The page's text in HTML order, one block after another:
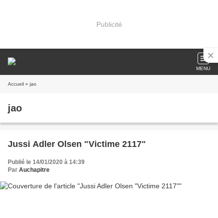
Publicité
MENU
Accueil » jao
jao
Jussi Adler Olsen "Victime 2117"
Publié le 14/01/2020 à 14:39
Par Auchapitre